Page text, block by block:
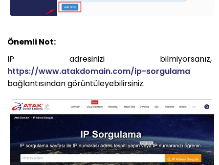
Önemli Not:
IP adresinizi bilmiyorsanız,
https://www.atakdomain.com/ip-sorgulama
bağlantısından görüntüleyebilirsiniz.